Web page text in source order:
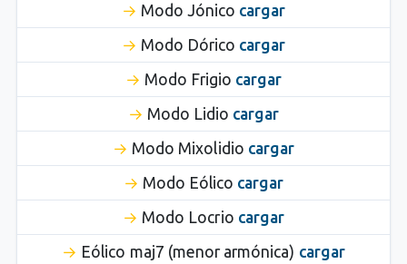
Modo Jónico cargar
Modo Dórico cargar
Modo Frigio cargar
Modo Lidio cargar
Modo Mixolidio cargar
Modo Eólico cargar
Modo Locrio cargar
Eólico maj7 (menor armónica) cargar